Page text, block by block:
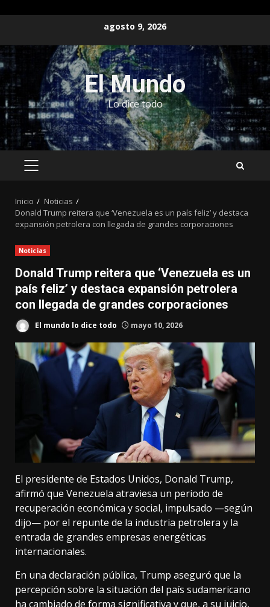
contenido
agosto 9, 2026
El Mundo
Lo dice todo
MENÚ
Inicio
Noticias
Donald Trump reitera que ‘Venezuela es un país feliz’ y destaca
expansión petrolera con llegada de grandes corporaciones
Noticias
Donald Trump reitera que ‘Venezuela es un
país feliz’ y destaca expansión petrolera
con llegada de grandes corporaciones
El mundo lo dice todo mayo 10, 2026
El presidente de Estados Unidos, Donald Trump,
afirmó que Venezuela atraviesa un periodo de
recuperación económica y social, impulsado —según
dijo— por el repunte de la industria petrolera y la
entrada de grandes empresas energéticas
internacionales.
En una declaración pública, Trump aseguró que la
percepción sobre la situación del país sudamericano
ha cambiado de forma significativa y que, a su juicio,